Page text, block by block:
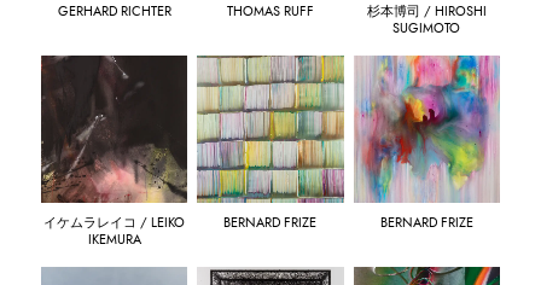
GERHARD RICHTER THOMAS RUFF
杉本博司 / HIROSHI
SUGIMOTO
イケムラレイコ / LEIKO
IKEMURA
BERNARD FRIZE BERNARD FRIZE